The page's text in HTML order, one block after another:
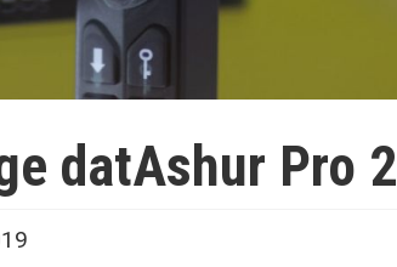
datAshur Pro 2